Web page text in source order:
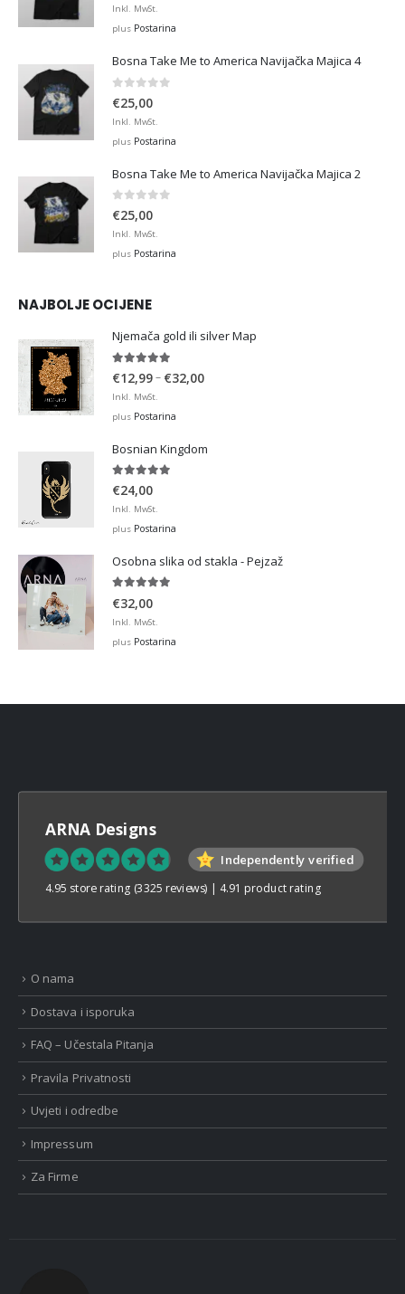
Inkl. MwSt.
plus Postarina
Bosna Take Me to America Navijačka Majica 4
€25,00
Inkl. MwSt.
plus Postarina
Bosna Take Me to America Navijačka Majica 2
0 out of 5
€25,00
Inkl. MwSt.
plus Postarina
NAJBOLJE OCIJENE
Njemača gold ili silver Map
€12,99– €32,00Price
€32,00
Inkl. MwSt.
plus Postarina
Bosnian Kingdom
5.00out of 5
€24,00
Inkl. MwSt.
plus Postarina
Osobna slika od stakla - Pejzaž
€32,00
Inkl. MwSt.
plus Postarina
ARNA Designs
Independently verified
4.95 store rating (3325 reviews) | 4.91 product rating
O nama
Dostava i isporuka
FAQ – Učestala Pitanja
Pravila Privatnosti
Uvjeti i odredbe
Impressum
Za Firme